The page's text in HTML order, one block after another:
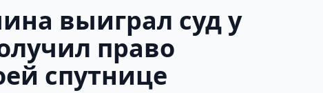
выиграл суд у
право
спутнице